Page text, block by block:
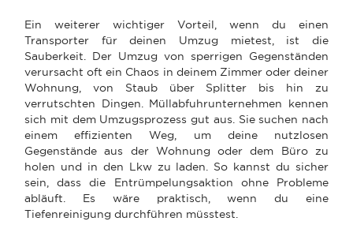
Ein weiterer wichtiger Vorteil, wenn du einen
Transporter für deinen Umzug mietest, ist die
Sauberkeit. Der Umzug von sperrigen Gegenständen
verursacht oft ein Chaos in deinem Zimmer oder deiner
Wohnung, von Staub über Splitter bis hin zu
verrutschten Dingen. Müllabfuhrunternehmen kennen
sich mit dem Umzugsprozess gut aus. Sie suchen nach
einem effizienten Weg, um deine nutzlosen
Gegenstände aus der Wohnung oder dem Büro zu
holen und in den Lkw zu laden. So kannst du sicher
sein, dass die Entrümpelungsaktion ohne Probleme
abläuft. Es wäre praktisch, wenn du eine
Tiefenreinigung durchführen müsstest.